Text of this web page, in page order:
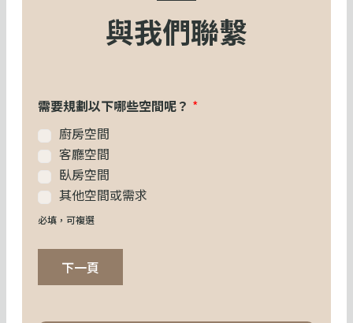
與我們聯繫
需要規劃以下哪些空間呢？ *
廚房空間
客廳空間
臥房空間
其他空間或需求
必填，可複選
下一頁